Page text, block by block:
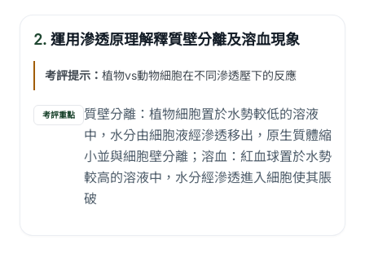
2. 運用滲透原理解釋質壁分離及溶血現象
考評提示： 植物vs動物細胞在不同滲透壓下的反應
考評重點
質壁分離：植物細胞置於水勢較低的溶液
中，水分由細胞液經滲透移出，原生質體縮
小並與細胞壁分離；溶血：紅血球置於水勢
較高的溶液中，水分經滲透進入細胞使其脹
破